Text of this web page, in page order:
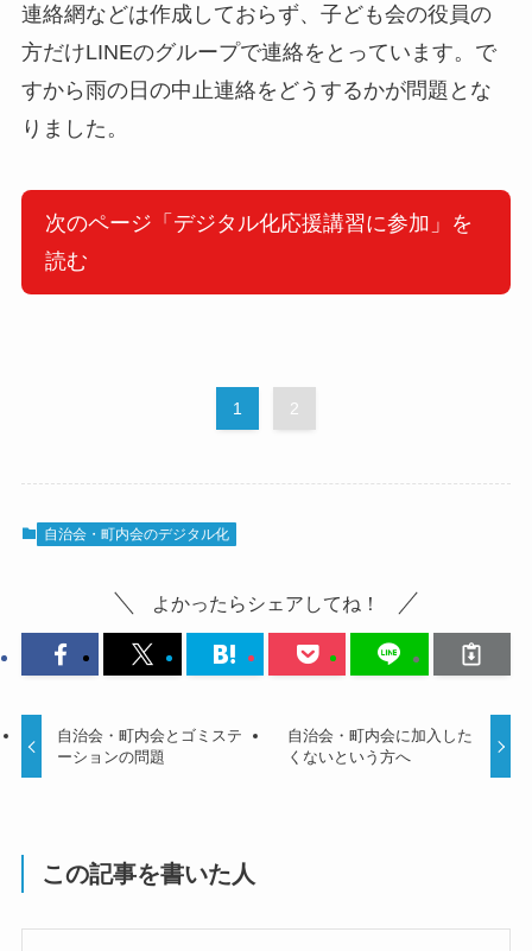
連絡網などは作成しておらず、子ども会の役員の
方だけLINEのグループで連絡をとっています。で
すから雨の日の中止連絡をどうするかが問題とな
りました。
次のページ「デジタル化応援講習に参加」を
読む
1 2
自治会・町内会のデジタル化
よかったらシェアしてね！
自治会・町内会とゴミステ
ーションの問題
自治会・町内会に加入した
くないという方へ
この記事を書いた人